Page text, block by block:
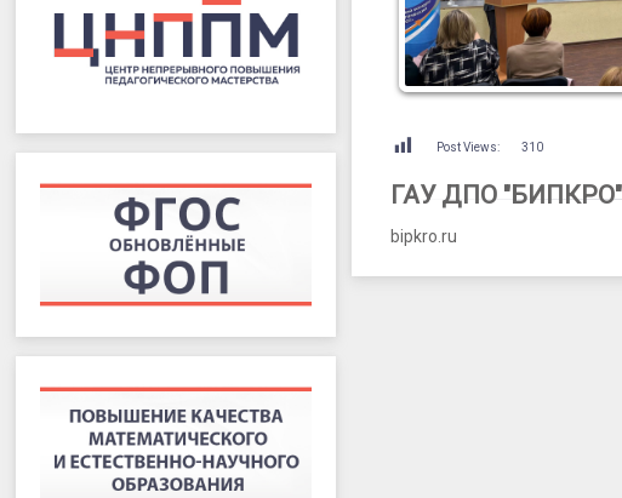
Post Views: 310
ГАУ ДПО "БИПКРО"
bipkro.ru